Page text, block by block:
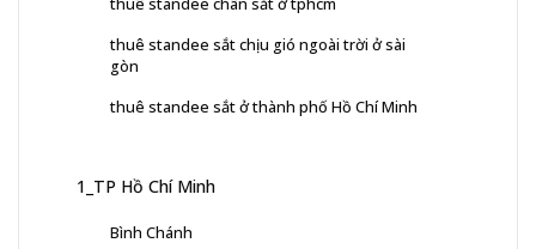
thuê standee sắt chịu gió ngoài trời ở sài
gòn
thuê standee sắt ở thành phố Hồ Chí Minh
1_TP Hồ Chí Minh
Bình Chánh